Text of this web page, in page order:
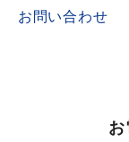
お問い合わせ